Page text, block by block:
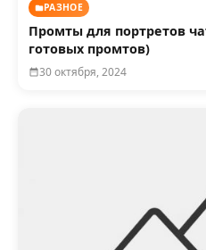
РАЗНОЕ
Промты для портретов
готовых промтов)
30 октября, 2024